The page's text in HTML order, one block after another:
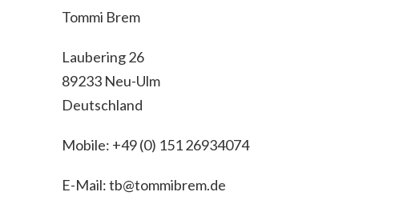
Tommi Brem
Laubering 26
89233 Neu-Ulm
Deutschland
Mobile: +49 (0) 151 26934074
E-Mail: tb@tommibrem.de